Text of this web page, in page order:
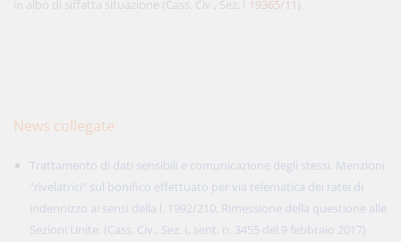
in albo di siffatta situazione (Cass. Civ., Sez. I
19365/11 ).
News collegate
Trattamento di dati sensibili e comunicazione degli stessi. Menzioni
"rivelatrici" sul bonifico effettuato per via telematica dei ratei di
indennizzo ai sensi della l. 1992/210. Rimessione della questione alle
Sezioni Unite. (Cass. Civ., Sez. I, sent. n. 3455 del 9 febbraio 2017)